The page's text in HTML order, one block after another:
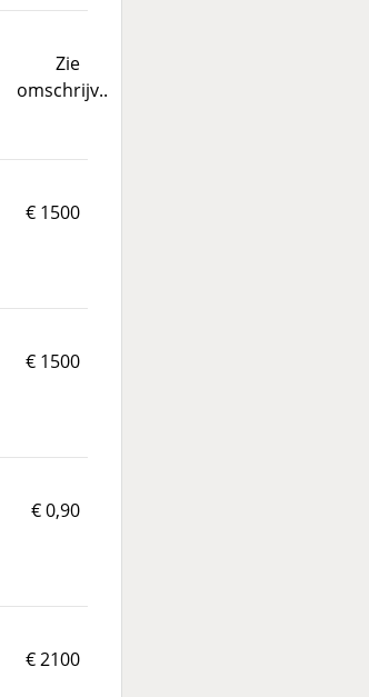
Zie
omschrijv..
€ 1500
€ 1500
€ 0,90
€ 2100